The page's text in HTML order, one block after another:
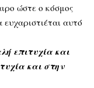
ώστε ο κόσμος
αυτό
επιτυχία και
και στην